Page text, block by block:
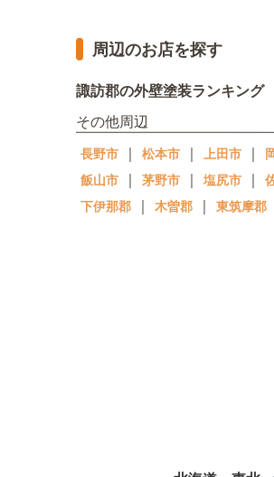
周辺のお店を探す
諏訪郡の外壁塗装ランキング
その他周辺
長野市 ｜ 松本市 ｜ 上田市 ｜
飯山市 ｜ 茅野市 ｜ 塩尻市 ｜
下伊那郡 ｜ 木曽郡 ｜ 東筑摩郡